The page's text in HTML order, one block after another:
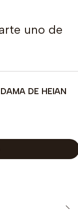
uno de
DE HEIAN